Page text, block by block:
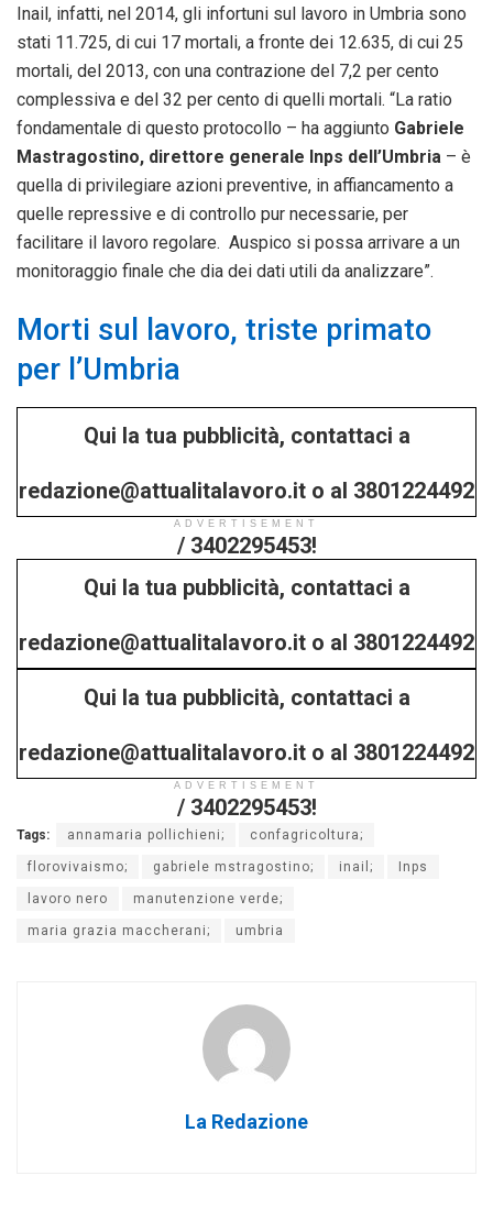
Inail, infatti, nel 2014, gli infortuni sul lavoro in Umbria sono
stati 11.725, di cui 17 mortali, a fronte dei 12.635, di cui 25
mortali, del 2013, con una contrazione del 7,2 per cento
complessiva e del 32 per cento di quelli mortali. “La ratio
fondamentale di questo protocollo – ha aggiunto Gabriele
Mastragostino, direttore generale Inps dell’Umbria – è
quella di privilegiare azioni preventive, in affiancamento a
quelle repressive e di controllo pur necessarie, per
facilitare il lavoro regolare. Auspico si possa arrivare a un
monitoraggio finale che dia dei dati utili da analizzare”.
Morti sul lavoro, triste primato
per l’Umbria
Qui la tua pubblicità, contattaci a
redazione@attualitalavoro.it o al 3801224492
/ 3402295453!
ADVERTISEMENT
Qui la tua pubblicità, contattaci a
redazione@attualitalavoro.it o al 3801224492
/ 3402295453!
Qui la tua pubblicità, contattaci a
redazione@attualitalavoro.it o al 3801224492
/ 3402295453!
ADVERTISEMENT
Tags: annamaria pollichieni; confagricoltura;
florovivaismo; gabriele mstragostino; inail; Inps
lavoro nero manutenzione verde;
maria grazia maccherani; umbria
La Redazione